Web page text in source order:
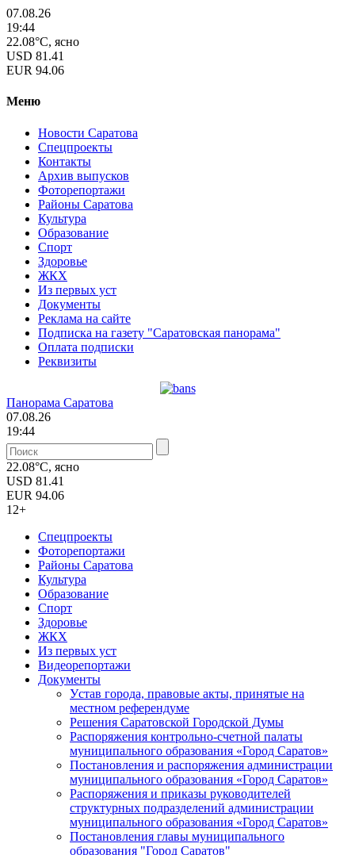
07.08.26
19:44
22.08°C, ясно
USD 81.41
EUR 94.06
Меню
Новости Саратова
Спецпроекты
Контакты
Архив выпусков
Фоторепортажи
Районы Саратова
Культура
Образование
Спорт
Здоровье
ЖКХ
Из пеpвых уст
Документы
Реклама на сайте
Подписка на газету "Саратовская панорама"
Оплата подписки
Реквизиты
Панорама Саратова
07.08.26
19:44
22.08°C, ясно
USD 81.41
EUR 94.06
12+
Спецпроекты
Фоторепортажи
Районы Саратова
Культура
Образование
Спорт
Здоровье
ЖКХ
Из пеpвых уст
Видеорепортажи
Документы
Уcтав города, правовые акты, принятые на
местном референдуме
Решения Саратовской Городской Думы
Распоряжения контрольно-счетной палаты
муниципального образования «Город Саратов»
Постановления и распоряжения администрации
муниципального образования «Город Саратов»
Распоряжения и приказы руководителей
структурных подразделений администрации
муниципального образования «Город Саратов»
Постановления главы муниципального
образования "Город Саратов"